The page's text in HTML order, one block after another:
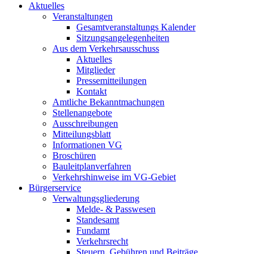
Aktuelles
Veranstaltungen
Gesamtveranstaltungs Kalender
Sitzungsangelegenheiten
Aus dem Verkehrsausschuss
Aktuelles
Mitglieder
Pressemitteilungen
Kontakt
Amtliche Bekanntmachungen
Stellenangebote
Ausschreibungen
Mitteilungsblatt
Informationen VG
Broschüren
Bauleitplanverfahren
Verkehrshinweise im VG-Gebiet
Bürgerservice
Verwaltungsgliederung
Melde- & Passwesen
Standesamt
Fundamt
Verkehrsrecht
Steuern, Gebühren und Beiträge